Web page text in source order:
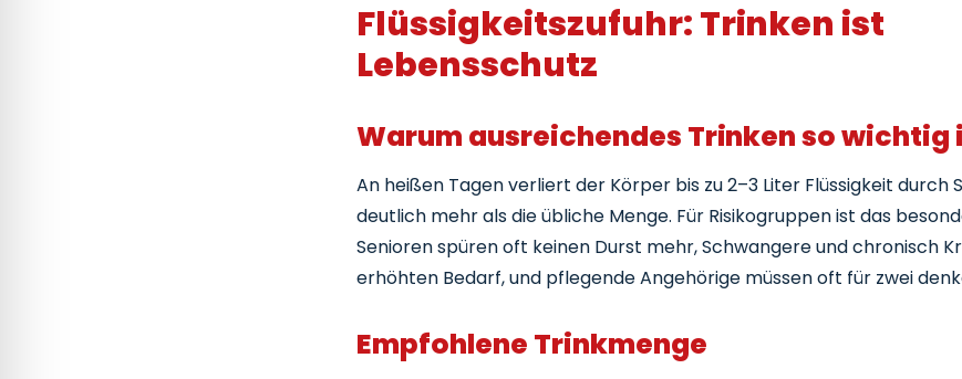
Flüssigkeitszufuhr: Trinken ist
Lebensschutz
Warum ausreichendes Trinken so wichtig
An heißen Tagen verliert der Körper bis zu 2–3 Liter Flüssigkeit durch
deutlich mehr als die übliche Menge. Für Risikogruppen ist das
Senioren spüren oft keinen Durst mehr, Schwangere und chronisch
erhöhten Bedarf, und pflegende Angehörige müssen oft für zwei
Empfohlene Trinkmenge